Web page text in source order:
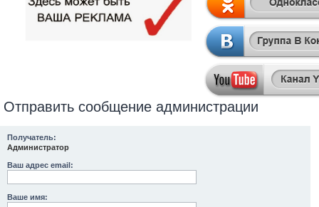
Отправить сообщение администрации
Получатель:
Администратор
Ваш адрес email:
Ваше имя: